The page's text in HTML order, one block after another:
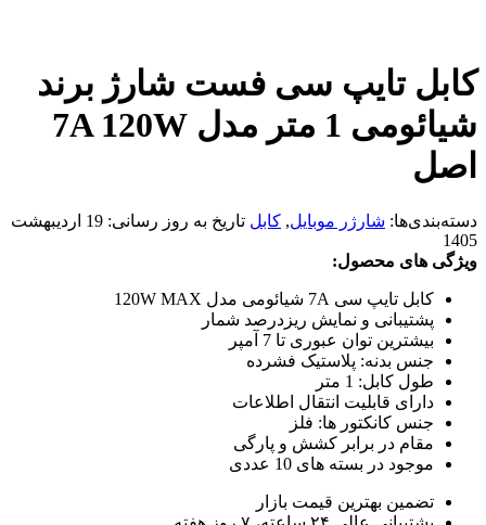
کابل تایپ سی فست شارژ برند
شیائومی 1 متر مدل 7A 120W
اصل
دسته‌بندی‌ها: شارژر موبایل, کابل تاریخ به روز رسانی:
19 اردیبهشت
1405
ویژگی های محصول:
کابل تایپ سی 7A شیائومی مدل 120W MAX
پشتیبانی و نمایش ریزدرصد شمار
بیشترین توان عبوری تا 7 آمپر
جنس بدنه: پلاستیک فشرده
طول کابل: 1 متر
دارای قابلیت انتقال اطلاعات
جنس کانکتور ها: فلز
مقام در برابر کشش و پارگی
موجود در بسته های 10 عددی
تضمین بهترین قیمت بازار